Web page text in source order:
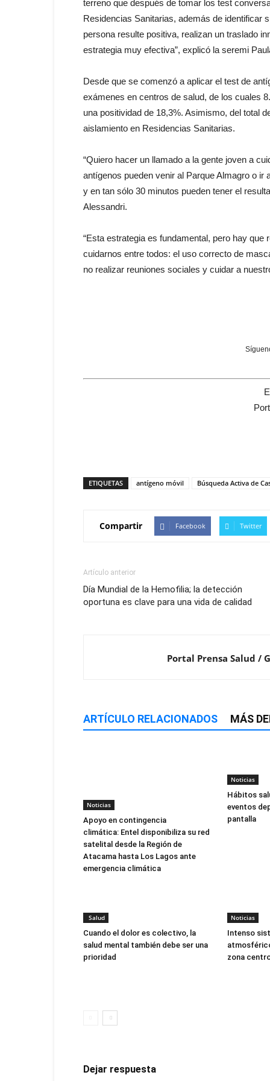
terreno que después de tomar los test
Residencias Sanitarias, además de identificar
persona resulte positiva, realizan un traslado
estrategia muy efectiva”, explicó la seremi
Desde que se comenzó a aplicar el test de
exámenes en centros de salud, de los cuales
una positividad de 18,3%. Asimismo, del total
aislamiento en Residencias Sanitarias.
“Quiero hacer un llamado a la gente joven a
antígenos pueden venir al Parque Almagro o
y en tan sólo 30 minutos pueden tener el
Alessandri.
“Esta estrategia es fundamental, pero hay
cuidarnos entre todos: el uso correcto de
no realizar reuniones sociales y cuidar a
ETIQUETAS antígeno móvil Búsqueda Activa de
Compartir Facebook Twitter
Artículo anterior
Día Mundial de la Hemofilia; la detección
oportuna es clave para una vida de calidad
Portal Prensa Salud /
ARTÍCULO RELACIONADOS MÁS
Noticias
Apoyo en contingencia
climática: Entel disponibiliza su red
satelital desde la Región de
Atacama hasta Los Lagos ante
emergencia climática
Noticias
Hábitos
eventos
pantalla
Salud
Cuando el dolor es colectivo, la
salud mental también debe ser una
prioridad
Noticias
Intenso
zona
Dejar respuesta